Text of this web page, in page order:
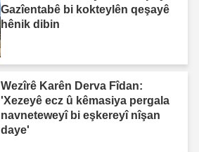
Gazîentabê bi kokteylên qeşayê
hênik dibin
Wezîrê Karên Derva Fîdan:
'Xezeyê ecz û kêmasiya pergala
navneteweyî bi eşkereyî nîşan
daye'